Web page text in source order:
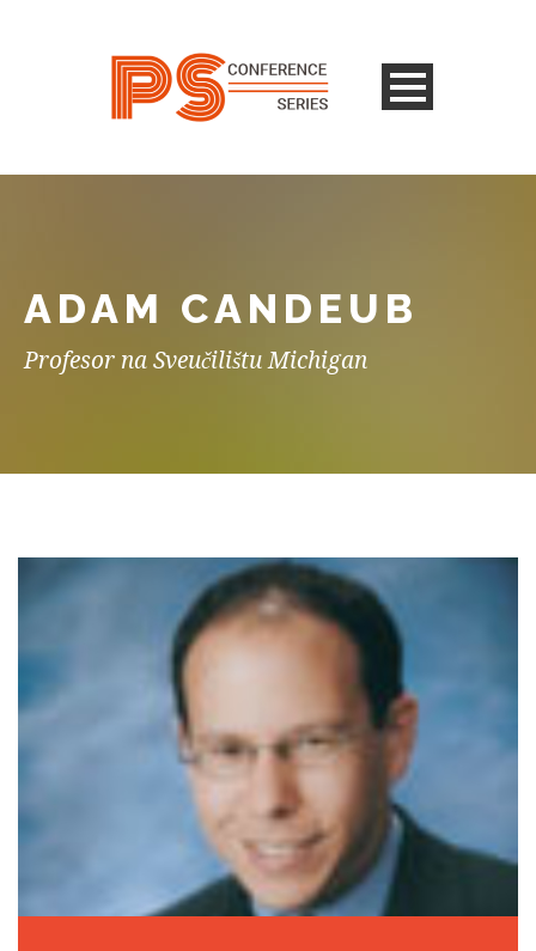
ADAM CANDEUB
Profesor na Sveučilištu Michigan